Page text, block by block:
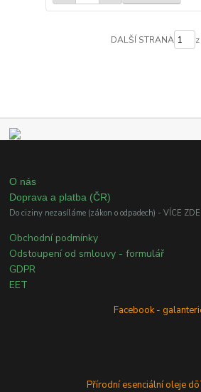
DALŠÍ STRANA
O nás
Doprava a platba (ČR)
Do ciziny nezasíláme (zákon o odpadech) - VÍCE ZDE
Obchodní podmínky
Odstoupení od smlouvy - formulář
GDPR
EET
Facebook -
Přírodní esenciální oleje